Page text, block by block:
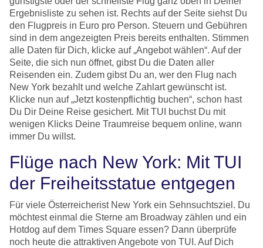
Ergebnisliste zu sehen ist. Rechts auf der Seite siehst Du
den Flugpreis in Euro pro Person. Steuern und Gebühren
sind in dem angezeigten Preis bereits enthalten. Stimmen
alle Daten für Dich, klicke auf „Angebot wählen“. Auf der
Seite, die sich nun öffnet, gibst Du die Daten aller
Reisenden ein. Zudem gibst Du an, wer den Flug nach
New York bezahlt und welche Zahlart gewünscht ist.
Klicke nun auf „Jetzt kostenpflichtig buchen“, schon hast
Du Dir Deine Reise gesichert. Mit TUI buchst Du mit
wenigen Klicks Deine Traumreise bequem online, wann
immer Du willst.
Flüge nach New York: Mit TUI
der Freiheitsstatue entgegen
Für viele Österreicherist New York ein Sehnsuchtsziel. Du
möchtest einmal die Sterne am Broadway zählen und ein
Hotdog auf dem Times Square essen? Dann überprüfe
noch heute die attraktiven Angebote von TUI. Auf Dich